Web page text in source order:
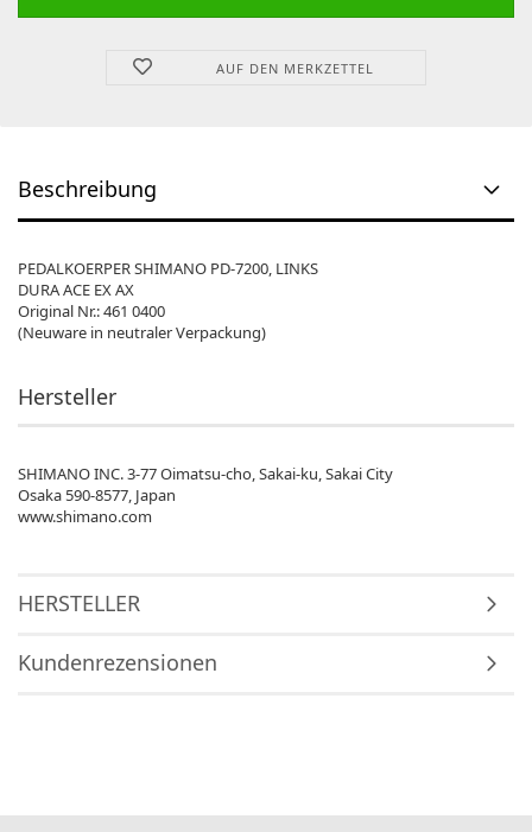
AUF DEN MERKZETTEL
Beschreibung
PEDALKOERPER SHIMANO PD-7200, LINKS
DURA ACE EX AX
Original Nr.: 461 0400
(Neuware in neutraler Verpackung)
Hersteller
SHIMANO INC.3-77 Oimatsu-cho, Sakai-ku, Sakai City
Osaka 590-8577, Japan
www.shimano.com
HERSTELLER
Kundenrezensionen